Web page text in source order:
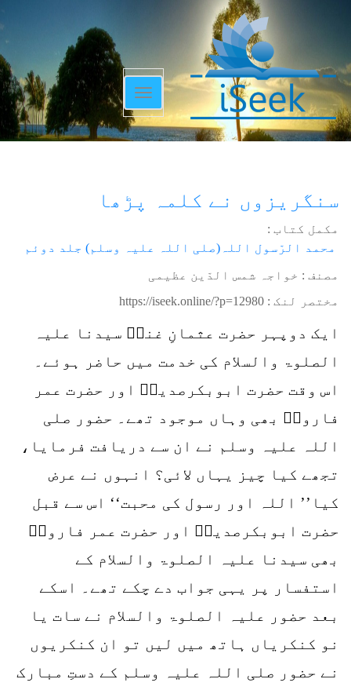
Toggle
navigation
سنگریزوں نے کلمہ پڑھا
مکمل کتاب :
محمد الرّسول اللہ(صلی اللہ علیہ وسلم) جلد دوئم
مصنف : خواجہ شمس الدّین عظیمی
مختصر لنک : https://iseek.online/?p=12980
ایک دوپہر حضرت عثمانِ غنیؓ سیدنا علیہ
الصلوۃ والسلام کی خدمت میں حاضر ہوئے۔
اس وقت حضرت ابوبکرصدیقؓ اور حضرت عمر
فاروقؓ بھی وہاں موجود تھے۔ حضور صلی
اللہ علیہ وسلم نے ان سے دریافت فرمایا،
تجھے کیا چیز یہاں لائی؟ انہوں نے عرض
کیا’’ اللہ اور رسول کی محبت‘‘ اس سے قبل
حضرت ابوبکرصدیقؓ اور حضرت عمر فاروقؓ
بھی سیدنا علیہ الصلوۃ والسلام کے
استفسار پر یہی جواب دے چکے تھے۔ اسکے
بعد حضور علیہ الصلوۃ والسلام نے سات یا
نو کنکریاں ہاتھ میں لیں تو ان کنکریوں
نے حضور صلی اللہ علیہ وسلم کے دستِ مبارک